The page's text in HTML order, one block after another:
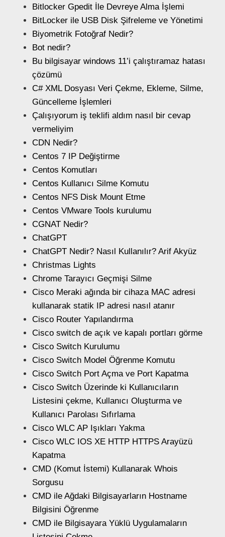
Bitlocker Gpedit İle Devreye Alma İşlemi
BitLocker ile USB Disk Şifreleme ve Yönetimi
Biyometrik Fotoğraf Nedir?
Bot nedir?
Bu bilgisayar windows 11’i çalıştıramaz hatası
çözümü
C# XML Dosyası Veri Çekme, Ekleme, Silme,
Güncelleme İşlemleri
Çalışıyorum iş teklifi aldım nasıl bir cevap
vermeliyim
CDN Nedir?
Centos 7 IP Değiştirme
Centos Komutları
Centos Kullanıcı Silme Komutu
Centos NFS Disk Mount Etme
Centos VMware Tools kurulumu
CGNAT Nedir?
ChatGPT
ChatGPT Nedir? Nasıl Kullanılır? Arif Akyüz
Christmas Lights
Chrome Tarayıcı Geçmişi Silme
Cisco Meraki ağında bir cihaza MAC adresi
kullanarak statik IP adresi nasıl atanır
Cisco Router Yapılandırma
Cisco switch de açık ve kapalı portları görme
Cisco Switch Kurulumu
Cisco Switch Model Öğrenme Komutu
Cisco Switch Port Açma ve Port Kapatma
Cisco Switch Üzerinde ki Kullanıcıların
Listesini çekme, Kullanıcı Oluşturma ve
Kullanıcı Parolası Sıfırlama
Cisco WLC AP Işıkları Yakma
Cisco WLC IOS XE HTTP HTTPS Arayüzü
Kapatma
CMD (Komut İstemi) Kullanarak Whois
Sorgusu
CMD ile Ağdaki Bilgisayarların Hostname
Bilgisini Öğrenme
CMD ile Bilgisayara Yüklü Uygulamaların